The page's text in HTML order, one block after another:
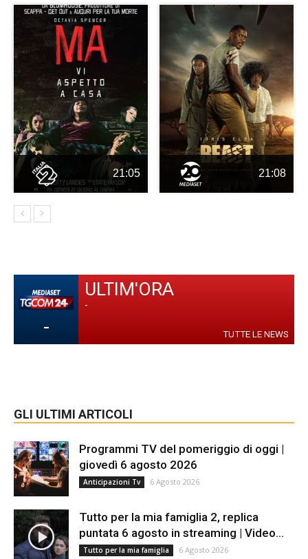
21:05 21:08
-
ULTIM'ORA
-
TUTTE LE NEWS
GLI ULTIMI ARTICOLI
Programmi TV del pomeriggio di oggi |
giovedì 6 agosto 2026
Anticipazioni Tv 6 Agosto 2026
Tutto per la mia famiglia 2, replica
puntata 6 agosto in streaming | Video...
Tutto per la mia famiglia 6 Agosto 2026